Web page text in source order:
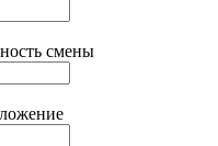
смены